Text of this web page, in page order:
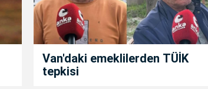
Van'daki emeklilerden TÜİK
tepkisi